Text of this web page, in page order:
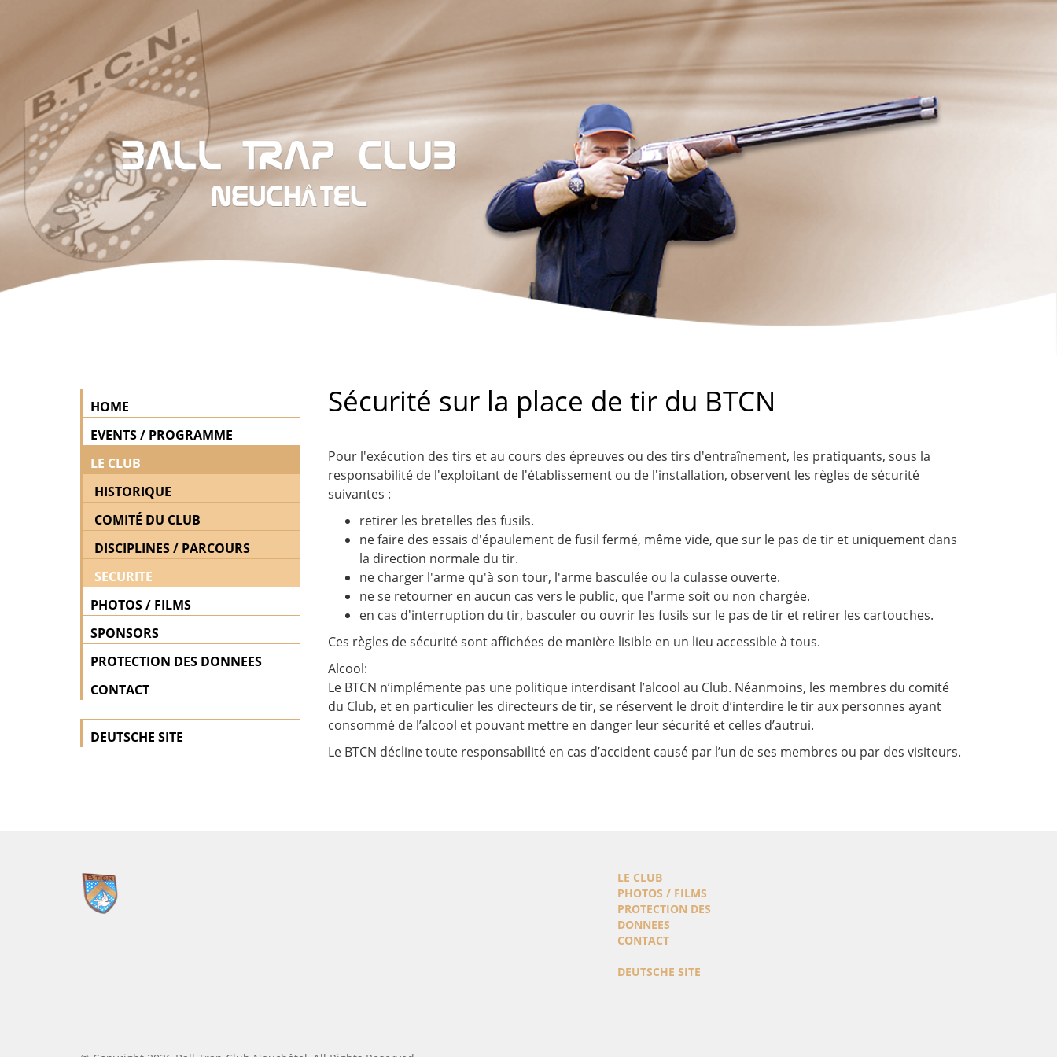
HOME
EVENTS / PROGRAMME
LE CLUB
HISTORIQUE
COMITÉ DU CLUB
DISCIPLINES / PARCOURS
SECURITE
PHOTOS / FILMS
SPONSORS
PROTECTION DES DONNEES
CONTACT
DEUTSCHE SITE
Sécurité sur la place de tir du BTCN
Pour l'exécution des tirs et au cours des épreuves ou des tirs d'entraînement, les pratiquants, sous la
responsabilité de l'exploitant de l'établissement ou de l'installation, observent les règles de sécurité
suivantes :
retirer les bretelles des fusils.
ne faire des essais d'épaulement de fusil fermé, même vide, que sur le pas de tir et uniquement dans
la direction normale du tir.
ne charger l'arme qu'à son tour, l'arme basculée ou la culasse ouverte.
ne se retourner en aucun cas vers le public, que l'arme soit ou non chargée.
en cas d'interruption du tir, basculer ou ouvrir les fusils sur le pas de tir et retirer les cartouches.
Ces règles de sécurité sont affichées de manière lisible en un lieu accessible à tous.
Alcool:
Le BTCN n’implémente pas une politique interdisant l’alcool au Club. Néanmoins, les membres du comité
du Club, et en particulier les directeurs de tir, se réservent le droit d’interdire le tir aux personnes ayant
consommé de l’alcool et pouvant mettre en danger leur sécurité et celles d’autrui.
Le BTCN décline toute responsabilité en cas d’accident causé par l’un de ses membres ou par des visiteurs.
LE CLUB
PHOTOS / FILMS
PROTECTION DES
DONNEES
CONTACT
DEUTSCHE SITE